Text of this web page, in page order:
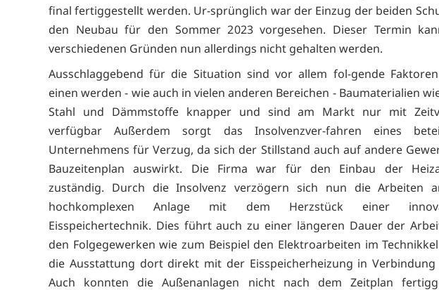
final fertiggestellt werden. Ur-sprünglich war der Einzug der beiden
den Neubau für den Sommer 2023 vorgesehen. Dieser Termin
verschiedenen Gründen nun allerdings nicht gehalten werden.
Ausschlaggebend für die Situation sind vor allem fol-gende
einen werden - wie auch in vielen anderen Bereichen - Baumaterialien
Stahl und Dämmstoffe knapper und sind am Markt nur mit
verfügbar Außerdem sorgt das Insolvenzver-fahren eines
Unternehmens für Verzug, da sich der Stillstand auch auf andere
Bauzeitenplan auswirkt. Die Firma war für den Einbau der
zuständig. Durch die Insolvenz verzögern sich nun die Arbeiten
hochkomplexen Anlage mit dem Herzstück einer
Eisspeichertechnik. Dies führt auch zu einer längeren Dauer der
den Folgegewerken wie zum Beispiel den Elektroarbeiten im
die Ausstattung dort direkt mit der Eisspeicherheizung in Verbindung
Auch konnten die Außenanlagen nicht nach dem Zeitplan